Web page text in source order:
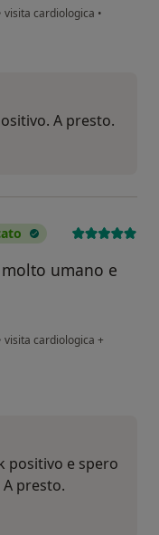
visita cardiologica •
A presto.
umano e
visita cardiologica +
positivo e spero
presto.